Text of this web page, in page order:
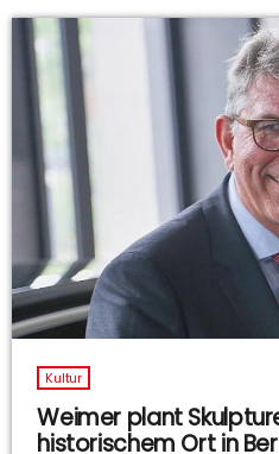
Kultur
Weimer plant
historischem Ort in